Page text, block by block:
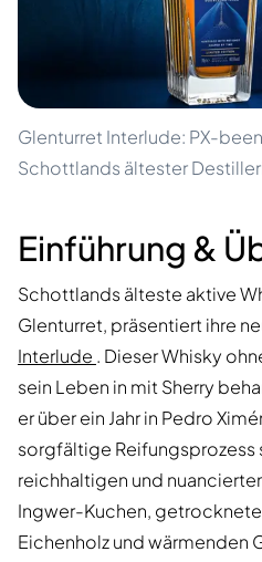
Glenturret Interlude: PX-
Schottlands ältester
Einführung &
Schottlands älteste aktive
Glenturret, präsentiert ihre
Interlude . Dieser Whisky
sein Leben in mit Sherry
er über ein Jahr in Pedro
sorgfältige Reifungsprozess
reichhaltigen und
Ingwer-Kuchen,
Eichenholz und wärmenden